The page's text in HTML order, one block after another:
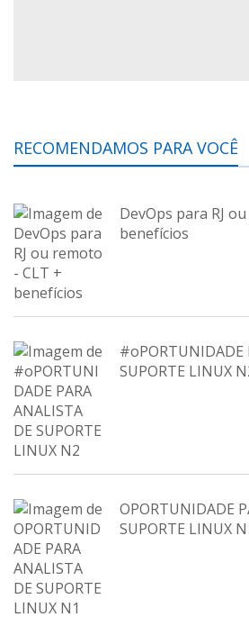
RECOMENDAMOS PARA VOCÊ
DevOps para RJ
benefícios
#oPORTUNIDADE
SUPORTE LINUX
OPORTUNIDADE
SUPORTE LINUX